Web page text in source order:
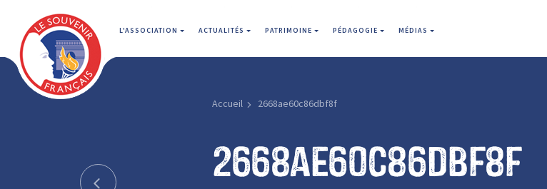
L'ASSOCIATION ACTUALITÉS PATRIMOINE PÉDAGOGIE MÉDIAS
Accueil 2668ae60c86dbf8f
2668ae60c86dbf8f